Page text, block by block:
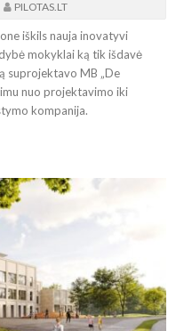
PILOTAS.LT
iškils nauja inovatyvi
mokyklai ką tik išdavė
suprojektavo MB „De
nuo projektavimo iki
kompanija.